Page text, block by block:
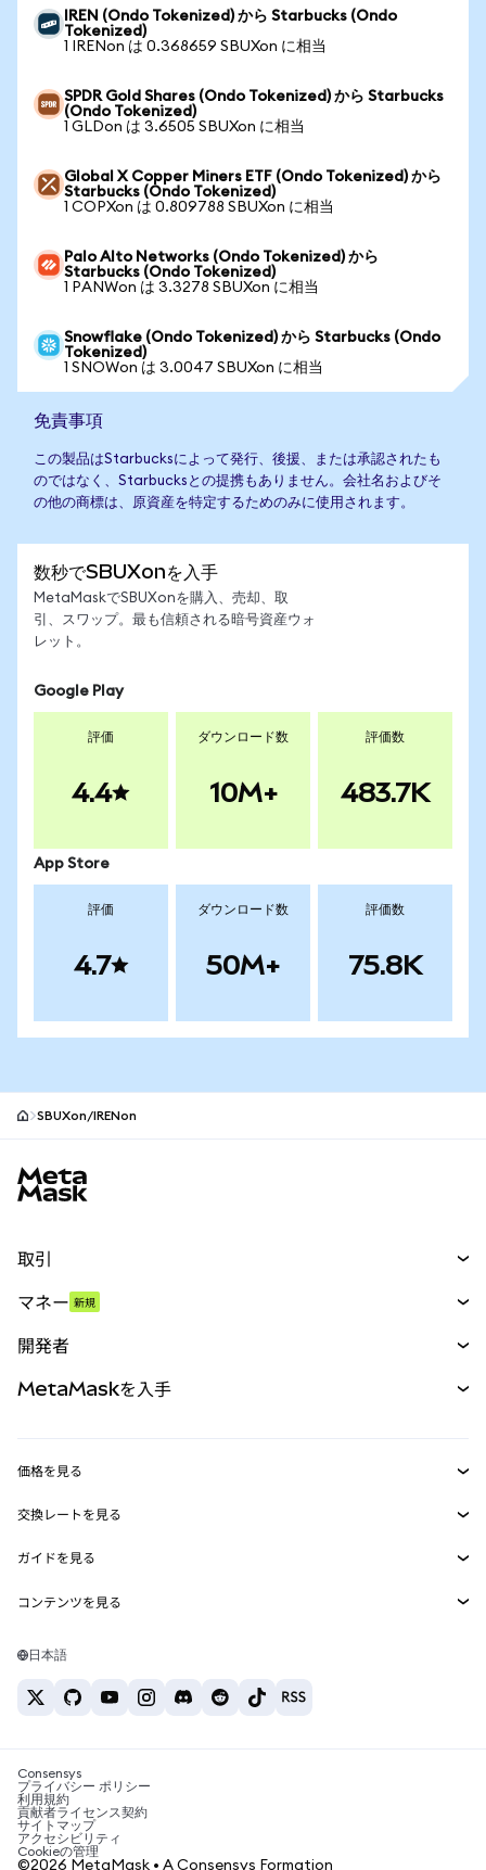
IREN (Ondo Tokenized) から Starbucks (Ondo
Tokenized)
1 IRENon は 0.368659 SBUXon に相当
SPDR Gold Shares (Ondo Tokenized) から Starbucks
(Ondo Tokenized)
1 GLDon は 3.6505 SBUXon に相当
Global X Copper Miners ETF (Ondo Tokenized) から
Starbucks (Ondo Tokenized)
1 COPXon は 0.809788 SBUXon に相当
Palo Alto Networks (Ondo Tokenized) から
Starbucks (Ondo Tokenized)
1 PANWon は 3.3278 SBUXon に相当
Snowflake (Ondo Tokenized) から Starbucks (Ondo
Tokenized)
1 SNOWon は 3.0047 SBUXon に相当
免責事項
この製品はStarbucksによって発行、後援、または承認されたも
のではなく、Starbucksとの提携もありません。会社名およびそ
の他の商標は、原資産を特定するためのみに使用されます。
数秒でSBUXonを入手
MetaMaskでSBUXonを購入、売却、取
引、スワップ。最も信頼される暗号資産ウォ
レット。
Google Play
評価
4.4
ダウンロード数
10M+
評価数
483.7K
App Store
評価
4.7
ダウンロード数
50M+
評価数
75.8K
SBUXon/IRENon
取引
パーペチュアル
RWA
マネー 新規
開発者
MetaMask Connect
Snaps
Web3サービス
MetaMaskを入手
セキュリティ
サポート
キャリア
お問い合わせ
価格を見る
イーサリアムの価格
Solanaの価格
Tetherの価格
交換レートを見る
ETH→USD
USDT→INR
BTC→INR
ETH→USDT
ガイドを見る
ETHの購入
USDTの購入
SHIBの購入
BNBの購入
コンテンツを見る
Solanaウォレット
税制関連ニュース
暗号資産の購入方法は？
ビットコインを売るには？
日本語
Consensys
プライバシー ポリシー
利用規約
貢献者ライセンス契約
サイトマップ
アクセシビリティ
Cookieの管理
©2026 MetaMask • A Consensys Formation